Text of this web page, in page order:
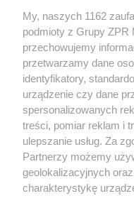
Żaden utwór zamieszczony
rozpowszechniany lub dalej
tym także elektroniczny lub
eksploatacji w jakiejkolwiek
Internecie bez pisemnej
wykorzystanie utworów w
tzn. bez właściwej zgody,
ścigane prawnie.
My, naszych 1162
podmioty z Grupy ZPR
przechowujemy
przetwarzamy dane
identyfikatory,
urządzenie czy dane
spersonalizowanych
treści, pomiar reklam i
ulepszanie usług. Za
Partnerzy możemy
geolokalizacyjnych
charakterystykę